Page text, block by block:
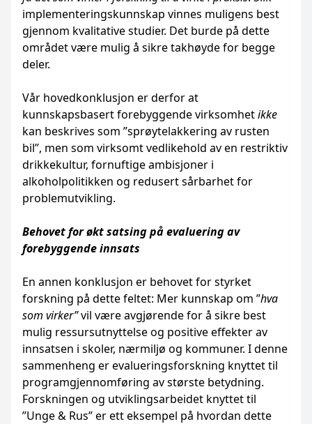
implementeringskunnskap vinnes muligens best
gjennom kvalitative studier. Det burde på dette
området være mulig å sikre takhøyde for begge
deler.
Vår hovedkonklusjon er derfor at
kunnskapsbasert forebyggende virksomhetikke
kan beskrives som ”sprøytelakkering av rusten
bil”, men som virksomt vedlikehold av en restriktiv
drikkekultur, fornuftige ambisjoner i
alkoholpolitikken og redusert sårbarhet for
problemutvikling.
Behovet for økt satsing på evaluering av
forebyggende innsats
En annen konklusjon er behovet for styrket
forskning på dette feltet: Mer kunnskap om ”hva
som virker”vil være avgjørende for å sikre best
mulig ressursutnyttelse og positive effekter av
innsatsen i skoler, nærmiljø og kommuner. I denne
sammenheng er evalueringsforskning knyttet til
programgjennomføring av største betydning.
Forskningen og utviklingsarbeidet knyttet til
”Unge & Rus” er ett eksempel på hvordan dette